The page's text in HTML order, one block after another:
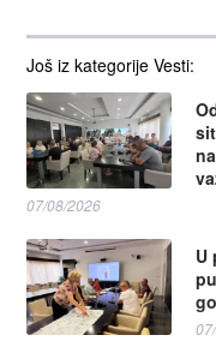
Još iz kategorije Vesti:
07/08/2026
U